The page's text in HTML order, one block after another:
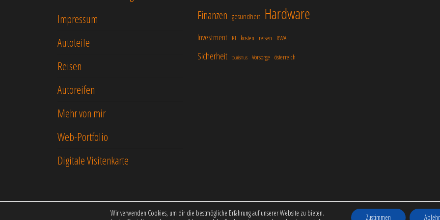
Impressum
Autoteile
Reisen
Autoreifen
Mehr von mir
Web-Portfolio
Digitale Visitenkarte
Finanzen gesundheit Hardware
Investment KI kosten reisen RWA
Sicherheit tourismus Vorsorge österreich
Stolz präsentiert vonWordPress Theme:Popularis Business
Wir verwenden Cookies, um dir die bestmögliche Erfahrung auf unserer Website zu bieten.
Zustimmen